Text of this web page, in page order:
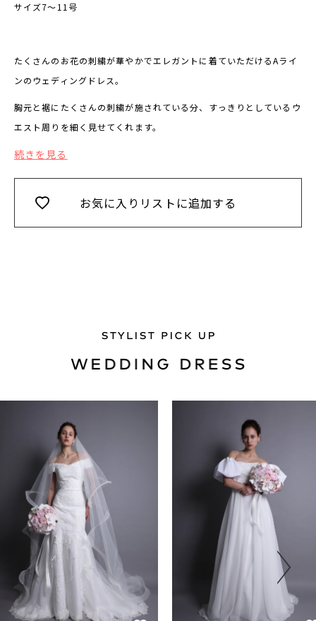
サイズ7〜11号
たくさんのお花の刺繍が華やかでエレガントに着ていただけるAライ
ンのウェディングドレス。
胸元と裾にたくさんの刺繍が施されている分、すっきりとしているウ
エスト周りを細く見せてくれます。
続きを見る
お気に入りリストに追加する